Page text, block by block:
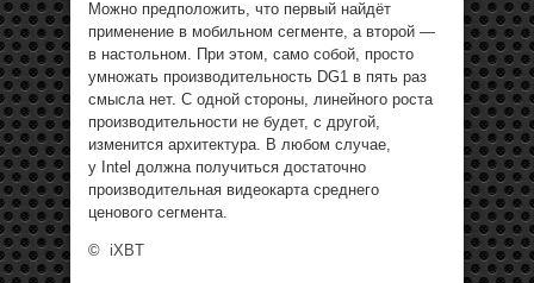
Можно предположить, что первый найдёт
применение в мобильном сегменте, а второй —
в настольном. При этом, само собой, просто
умножать производительность DG1 в пять раз
смысла нет. С одной стороны, линейного роста
производительности не будет, с другой,
изменится архитектура. В любом случае,
у Intel должна получиться достаточно
производительная видеокарта среднего
ценового сегмента.
© iXBT